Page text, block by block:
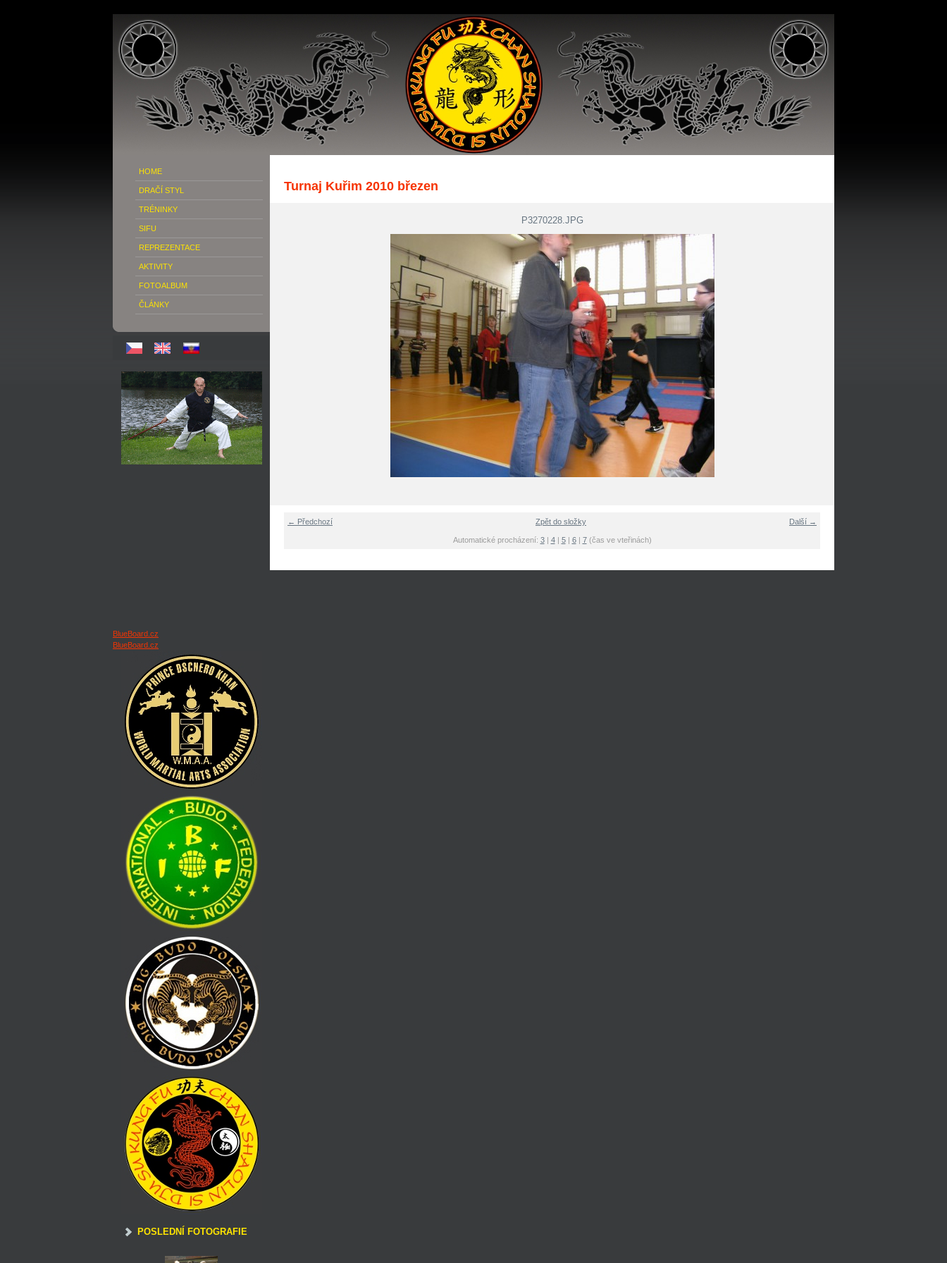
HOME
DRAČÍ STYL
TRÉNINKY
SIFU
REPREZENTACE
AKTIVITY
FOTOALBUM
ČLÁNKY
BlueBoard.cz
BlueBoard.cz
POSLEDNÍ FOTOGRAFIE
Turnaj Kuřim 2010 březen
P3270228.JPG
← Předchozí Další →
Zpět do složky
Automatické procházení: 3| 4| 5| 6| 7(čas ve vteřinách)